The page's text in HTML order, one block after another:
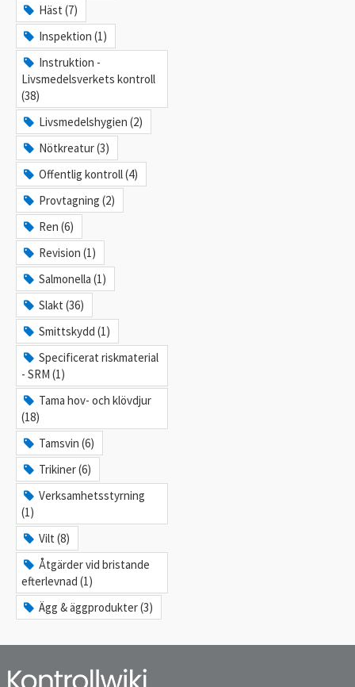
Häst (7)
Inspektion (1)
Instruktion -
Livsmedelsverkets kontroll
(38)
Livsmedelshygien (2)
Nötkreatur (3)
Offentlig kontroll (4)
Provtagning (2)
Ren (6)
Revision (1)
Salmonella (1)
Slakt (36)
Smittskydd (1)
Specificerat riskmaterial
- SRM (1)
Tama hov- och klövdjur
(18)
Tamsvin (6)
Trikiner (6)
Verksamhetsstyrning
(1)
Vilt (8)
Åtgärder vid bristande
efterlevnad (1)
Ägg & äggprodukter (3)